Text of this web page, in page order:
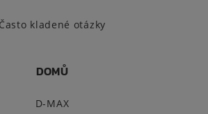
Často kladené otázky
DOMŮ
D-MAX